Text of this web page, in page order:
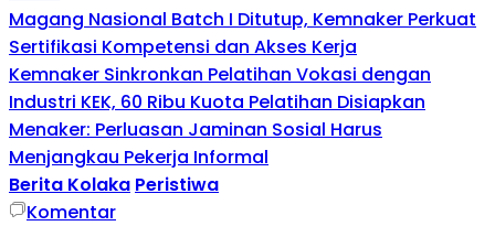
Magang Nasional Batch I Ditutup, Kemnaker Perkuat
Sertifikasi Kompetensi dan Akses Kerja
Kemnaker Sinkronkan Pelatihan Vokasi dengan
Industri KEK, 60 Ribu Kuota Pelatihan Disiapkan
Menaker: Perluasan Jaminan Sosial Harus
Menjangkau Pekerja Informal
Berita Kolaka Peristiwa
Komentar